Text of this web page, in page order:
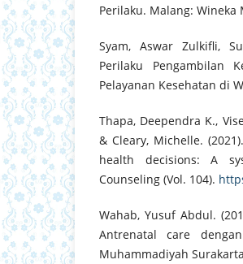
Perilaku. Malang: Wineka
Syam, Aswar Zulkifli,
Perilaku Pengambilan
Pelayanan Kesehatan di
Thapa, Deependra K.,
& Cleary, Michelle.
health decisions: A
Counseling (Vol. 104).
Wahab, Yusuf Abdul.
Antrenatal care
Muhammadiyah